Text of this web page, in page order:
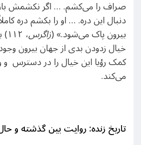
صراف را می‌کشم. … اگر نکشمش
دنبال این دره. … او را بکشم دره
بیرون پاک می‌شود.» (زاگرس ،
خیال زدودن بدی از جهان بیرون
کمک رؤیا این خیال را در دسترس و
می‌کند.
تاریخ زنده: روایت بین گذشته و